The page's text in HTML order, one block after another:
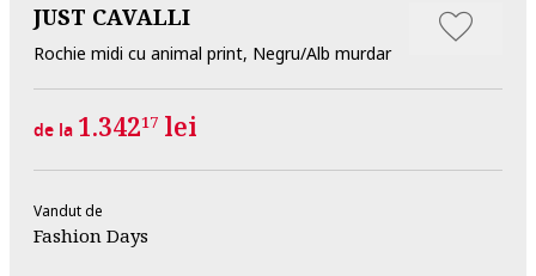
JUST CAVALLI
Rochie midi cu animal print, Negru/Alb murdar
de la 1.34217 lei
Vandut de
Fashion Days